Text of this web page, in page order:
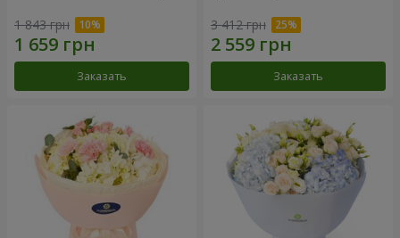
1 843 грн
Заказать
3 412 грн
Заказать